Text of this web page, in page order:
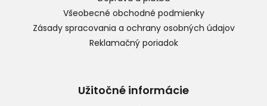
Všeobecné obchodné podmienky
Zásady spracovania a ochrany osobných údajov
Reklamačný poriadok
Užitočné informácie